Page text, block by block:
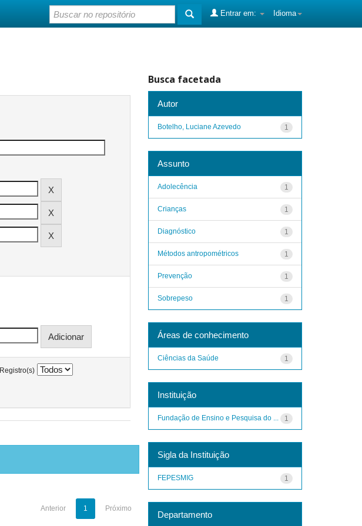
Idioma
Entrar em:
Registro(s)
Anterior 1 Próximo
Busca facetada
Autor
1
Botelho, Luciane Azevedo
Assunto
1
Adolecência
1
Crianças
1
Diagnóstico
1
Métodos antropométricos
1
Prevenção
1
Sobrepeso
Áreas de conhecimento
1
Ciências da Saúde
Instituição
1
Fundação de Ensino e Pesquisa do ...
Sigla da Instituição
1
FEPESMIG
Departamento